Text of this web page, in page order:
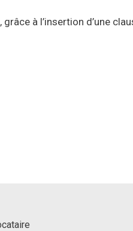
, grâce à l’insertion d’une